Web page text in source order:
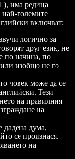
има редица
най-големите
включват:
логично за
друг език, не
по начина, по
или изобщо не го
човек може да се
Тези
на правилния
на
дадена дума,
се произнася.
на